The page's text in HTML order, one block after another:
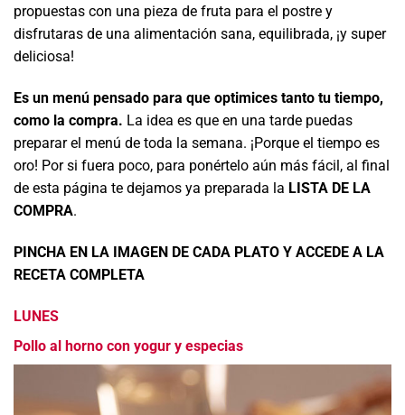
propuestas con una pieza de fruta para el postre y
disfrutaras de una alimentación sana, equilibrada, ¡y super
deliciosa!
Es un menú pensado para que optimices tanto tu tiempo,
como la compra. La idea es que en una tarde puedas
preparar el menú de toda la semana. ¡Porque el tiempo es
oro! Por si fuera poco, para ponértelo aún más fácil, al final
de esta página te dejamos ya preparada la LISTA DE LA
COMPRA.
PINCHA EN LA IMAGEN DE CADA PLATO Y ACCEDE A LA
RECETA COMPLETA
LUNES
Pollo al horno con yogur y especias